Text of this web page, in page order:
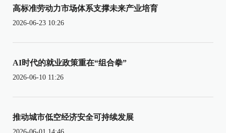
高标准劳动力市场体系支撑未来产业培育
2026-06-23 10:26
AI时代的就业政策重在“组合拳”
2026-06-10 11:26
推动城市低空经济安全可持续发展